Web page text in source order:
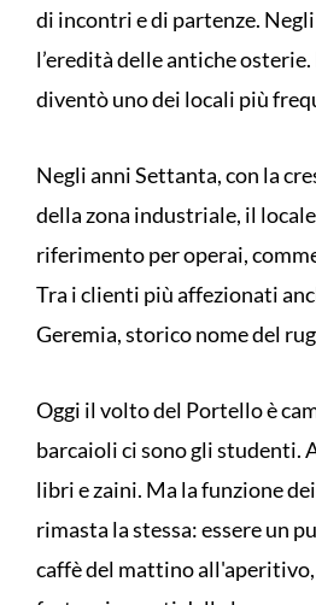
di incontri e di partenze.
l’eredità delle antiche
diventò uno dei locali più
Negli anni Settanta, con la
della zona industriale, il
riferimento per operai,
Tra i clienti più affezionati
Geremia, storico nome del
Oggi il volto del Portello è
barcaioli ci sono gli studenti.
libri e zaini. Ma la funzione
rimasta la stessa: essere un
caffè del mattino